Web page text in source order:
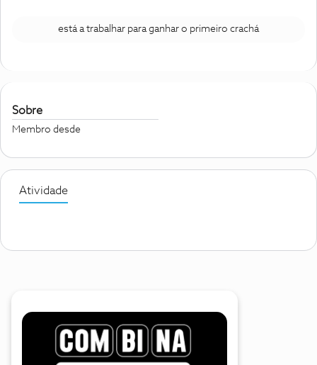
está a trabalhar para ganhar o primeiro crachá
Sobre
Membro desde
Atividade